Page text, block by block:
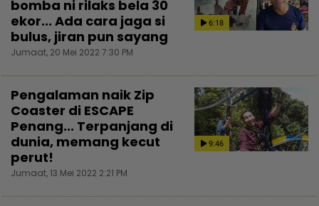
6:18
bomba ni rilaks bela 30
ekor... Ada cara jaga si
bulus, jiran pun sayang
Jumaat, 20 Mei 2022 7:30 PM
9:46
Pengalaman naik Zip
Coaster di ESCAPE
Penang... Terpanjang di
dunia, memang kecut
perut!
Jumaat, 13 Mei 2022 2:21 PM